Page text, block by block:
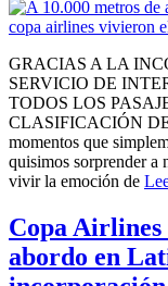
GRACIAS A LA
SERVICIO DE
TODOS LOS
CLASIFICACIÓN
momentos que
quisimos sorprender a
vivir la emoción de
Copa
abordo en